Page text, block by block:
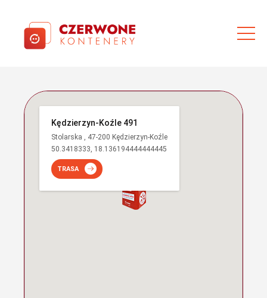
Kędzierzyn-Koźle 491
Stolarska , 47-200 Kędzierzyn-Koźle
50.3418333, 18.136194444444445
TRASA